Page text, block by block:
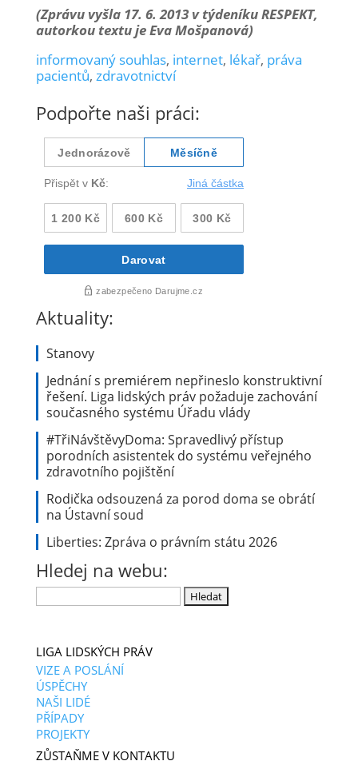
(Zprávu vyšla 17. 6. 2013 v týdeníku RESPEKT,
autorkou textu je Eva Mošpanová)
informovaný souhlas, internet, lékař, práva
pacientů, zdravotnictví
Podpořte naši práci:
Aktuality:
Stanovy
Jednání s premiérem nepřineslo konstruktivní
řešení. Liga lidských práv požaduje zachování
současného systému Úřadu vlády
#TřiNávštěvyDoma: Spravedlivý přístup
porodních asistentek do systému veřejného
zdravotního pojištění
Rodička odsouzená za porod doma se obrátí
na Ústavní soud
Liberties: Zpráva o právním státu 2026
Hledej na webu:
Vyhledávání
LIGA LIDSKÝCH PRÁV
VIZE A POSLÁNÍ
ÚSPĚCHY
NAŠI LIDÉ
PŘÍPADY
PROJEKTY
ZŮSTAŇME V KONTAKTU